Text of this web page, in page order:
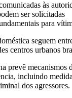
às
ser solicitadas
para
seguem
centros urbanos
prevê mecanismos
incluindo
dos agressores.